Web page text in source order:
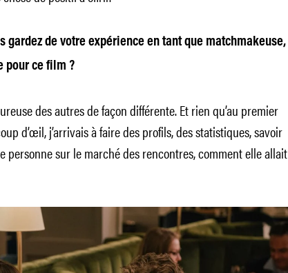
gardez de votre expérience en tant que matchmakeuse,
pour ce film ?
des autres de façon différente. Et rien qu’au premier
d’œil, j’arrivais à faire des profils, des statistiques, savoir
personne sur le marché des rencontres, comment elle allait